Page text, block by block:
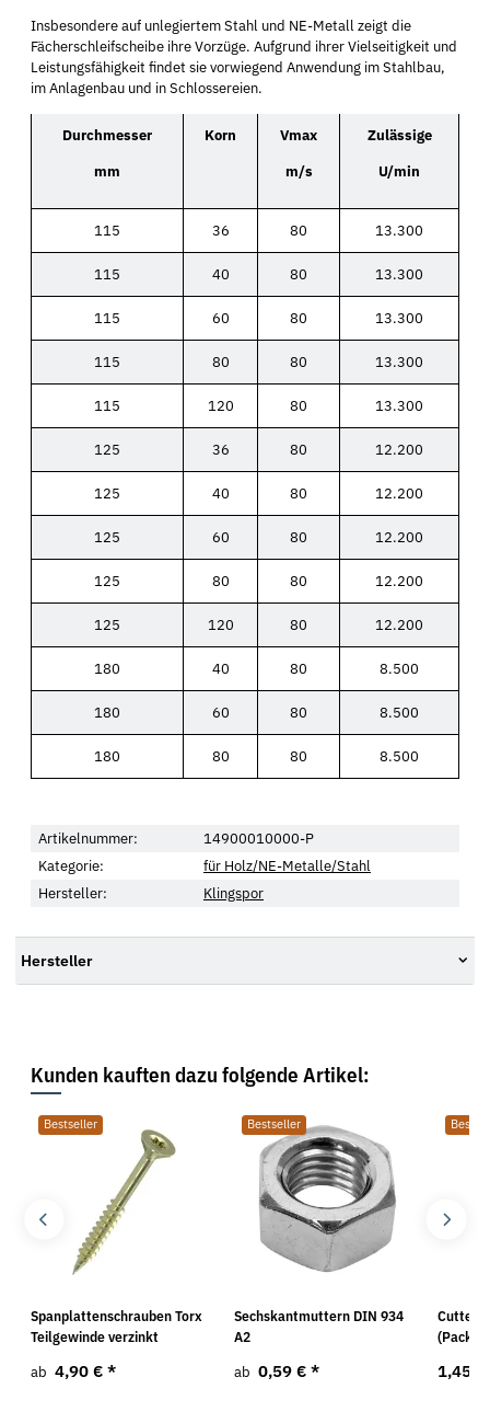
Insbesondere auf unlegiertem Stahl und NE-Metall zeigt die
Fächerschleifscheibe ihre Vorzüge. Aufgrund ihrer Vielseitigkeit und
Leistungsfähigkeit findet sie vorwiegend Anwendung im Stahlbau,
im Anlagenbau und in Schlossereien.
Durchmesser
mm
Korn
Vmax
m/s
Zulässige
U/min
115 36 80 13.300
115 40 80 13.300
115 60 80 13.300
115 80 80 13.300
115 120 80 13.300
125 36 80 12.200
125 40 80 12.200
125 60 80 12.200
125 80 80 12.200
125 120 80 12.200
180 40 80 8.500
180 60 80 8.500
180 80 80 8.500
Artikelnummer:
14900010000-P
Kategorie:
für Holz/NE-Metalle/Stahl
Hersteller:
Klingspor
Hersteller
Kunden kauften dazu folgende Artikel:
Bestseller
Spanplattenschrauben Torx
Teilgewinde verzinkt
ab 4,90 € *
Bestseller
Sechskantmuttern DIN 934
A2
ab 0,59 € *
(Pack a
1,45 €